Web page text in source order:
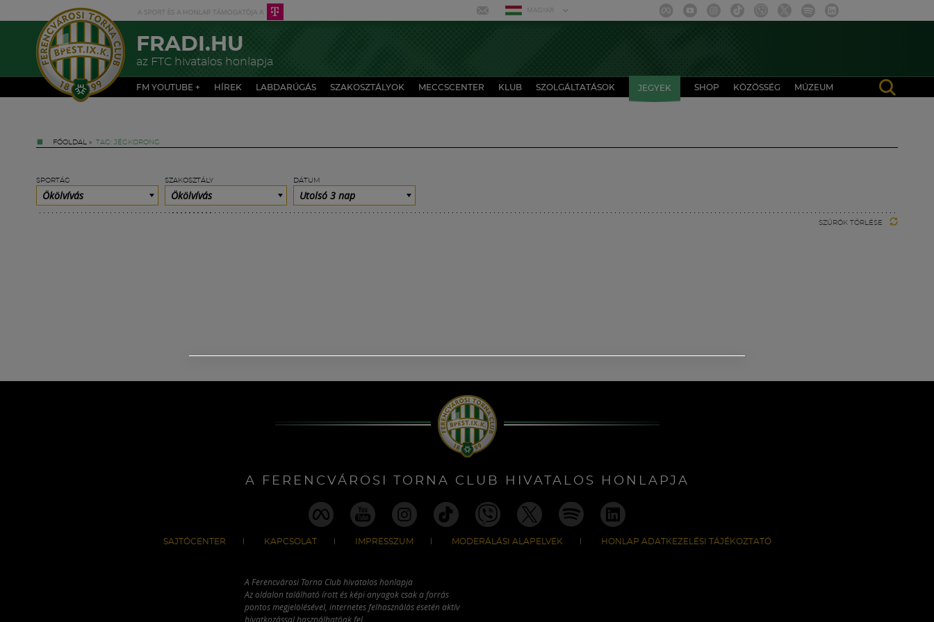
MAGYAR
FRADI.HU
az FTC hivatalos honlapja
FM YOUTUBE + HÍREK LABDARÚGÁS SZAKOSZTÁLYOK MECCSCENTER KLUB SZOLGÁLTATÁSOK JEGYEK SHOP KÖZÖSSÉG MÚZEUM
FŐOLDAL » TAG: JÉGKORONG
SPORTÁG
Ökölvívás
SZAKOSZTÁLY
Ökölvívás
DÁTUM
Utolsó 3 nap
SZŰRŐK TÖRLÉSE
A FERENCVÁROSI TORNA CLUB HIVATALOS HONLAPJA
SAJTÓCENTER KAPCSOLAT IMPRESSZUM MODERÁLÁSI ALAPELVEK HONLAP ADATKEZELÉSI TÁJÉKOZTATÓ
A Ferencvárosi Torna Club hivatalos honlapja
Az oldalon található írott és képi anyagok csak a forrás
pontos megjelölésével, internetes felhasználás esetén aktív
hivatkozással használhatóak fel.